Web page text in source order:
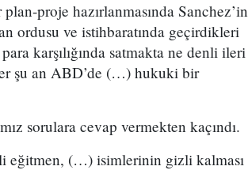
proje hazırlanmasında Sanchez’in
ordusu ve istihbaratında geçirdikleri
karşılığında satmakta ne denli ileri
şu an ABD’de (…) hukuki bir
sorulara cevap vermekten kaçındı.
eğitmen, (…) isimlerinin gizli kalması